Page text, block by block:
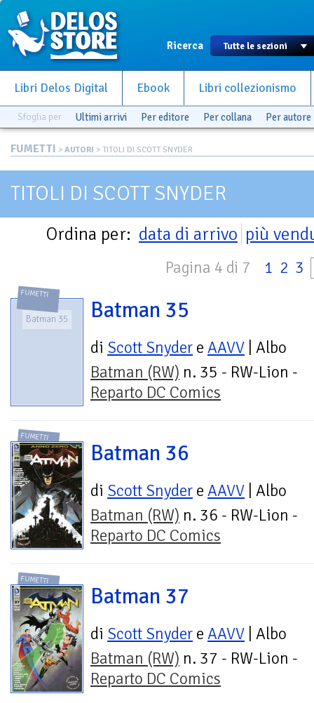
Ricerca
Libri Delos Digital Ebook Libri collezionismo
Sfoglia per Ultimi arrivi Per editore Per collana Per autore
FUMETTI > AUTORI > TITOLI DI SCOTT SNYDER
TITOLI DI SCOTT SNYDER
Ordina per: data di arrivo più
Pagina 4 di 7 1 2 3
FUMETTI
Batman 35 Batman 35
di Scott Snyder e AAVV | Albo
Batman (RW) n. 35 - RW-Lion -
Reparto DC Comics
FUMETTI
Batman 36
di Scott Snyder e AAVV | Albo
Batman (RW) n. 36 - RW-Lion -
Reparto DC Comics
FUMETTI
Batman 37
di Scott Snyder e AAVV | Albo
Batman (RW) n. 37 - RW-Lion -
Reparto DC Comics